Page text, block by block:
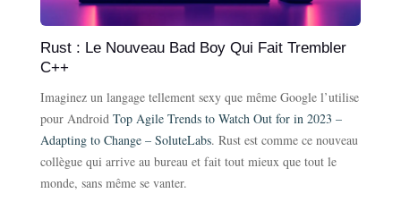
Rust : Le Nouveau Bad Boy Qui Fait Trembler
C++
Imaginez un langage tellement sexy que même Google l’utilise
pour Android Top Agile Trends to Watch Out for in 2023 –
Adapting to Change – SoluteLabs. Rust est comme ce nouveau
collègue qui arrive au bureau et fait tout mieux que tout le
monde, sans même se vanter.